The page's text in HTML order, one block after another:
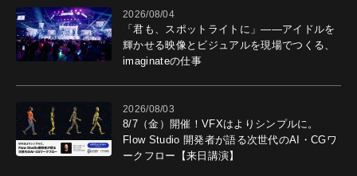
2026/08/04
「君も、スポットライトに」――アイドルを
輝かせる映像とビジュアルを現場でつくる、
imaginateの仕事
2026/08/03
8/7（金）開催！VFXはよりシンプルに。
Flow Studio 開発者が語る次世代のAI・CGワ
ークフロー【来日講演】